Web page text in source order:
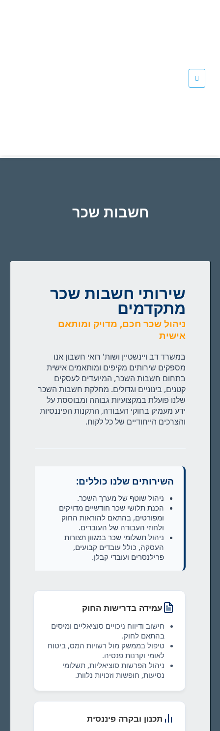
חשבות שכר
שירותי חשבות שכר
מתקדמים
ניהול שכר חכם, מדויק ומותאם
אישית
במשרד דב ויינשטיין ושות' רואי חשבון אנו
מספקים שירותים מקיפים ומותאמים אישית
בתחום חשבות השכר, המיועדים לעסקים
קטנים, בינוניים וגדולים. מחלקת חשבות השכר
שלנו פועלת במקצועיות גבוהה ומבוססת על
ידע מעמיק בחוקי העבודה, התקנות הפיננסיות
והצרכים הייחודיים של כל לקוח.
השירותים שלנו כוללים:
ניהול שוטף של מערך השכר.
הכנת תלושי שכר חודשיים מדויקים
ומפורטים, בהתאם להוראות החוק
ולחוזי העבודה של העובדים.
ניהול תשלומי שכר במגוון תצורות
העסקה, כולל עובדים קבועים,
פרילנסרים ועובדי קבלן.
עמידה בדרישות החוק
חישוב ודיווח ניכויים סוציאליים ומיסים
בהתאם לחוק.
טיפול בממשק מול רשויות המס, ביטוח
לאומי וקרנות פנסיה.
ניהול הפרשות סוציאליות, תשלומי
נסיעות, חופשות וזכויות נלוות.
תכנון ובקרה פיננסית